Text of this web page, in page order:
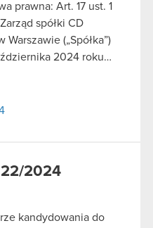
prawna: Art. 17 ust. 1
spółki CD
Warszawie („Spółka”)
2024 roku…
2024
kandydowania do